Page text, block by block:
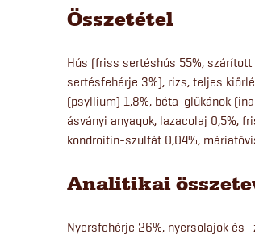
Összetétel
Hús (friss sertéshús 55%,
sertésfehérje 3%), rizs, teljes
(psyllium) 1,8%, béta-glükánok
ásványi anyagok, lazacolaj 0,5%,
kondroitin-szulfát 0,04%,
Analitikai
Nyersfehérje 26%, nyersolajok és